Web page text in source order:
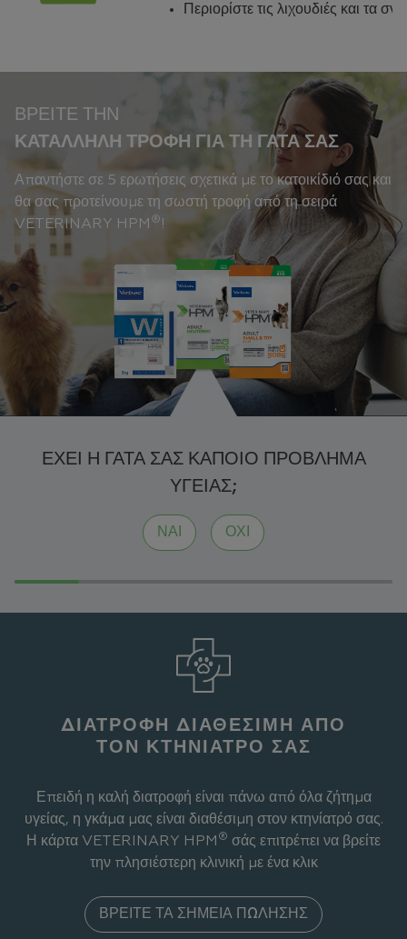
Περιορίστε τις λιχουδιές και τα
ΒΡΕΊΤΕ ΤΗΝ
ΚΑΤΆΛΛΗΛΗ ΤΡΟΦΉ ΓΙΑ ΤΗ ΓΆΤΑ ΣΑΣ
Απαντήστε σε 5 ερωτήσεις σχετικά με το κατοικίδιό σας και
θα σας προτείνουμε τη σωστή τροφή από τη σειρά
VETERINARY HPM ® !
ΈΧΕΙ Η ΓΆΤΑ ΣΑΣ ΚΆΠΟΙΟ ΠΡΌΒΛΗΜΑ
ΥΓΕΊΑΣ;
ΝΑΙ ΌΧΙ
ΔΙΑΤΡΟΦΉ ΔΙΑΘΈΣΙΜΗ ΑΠΌ
ΤΟΝ ΚΤΗΝΊΑΤΡΌ ΣΑΣ
Επειδή η καλή διατροφή είναι πάνω από όλα ζήτημα
υγείας, η γκάμα μας είναι διαθέσιμη στον κτηνίατρό σας.
Η κάρτα VETERINARY HPM ® σάς επιτρέπει να βρείτε
την πλησιέστερη κλινική με ένα κλικ
ΒΡΕΊΤΕ ΤΑ ΣΗΜΕΊΑ ΠΏΛΗΣΗΣ